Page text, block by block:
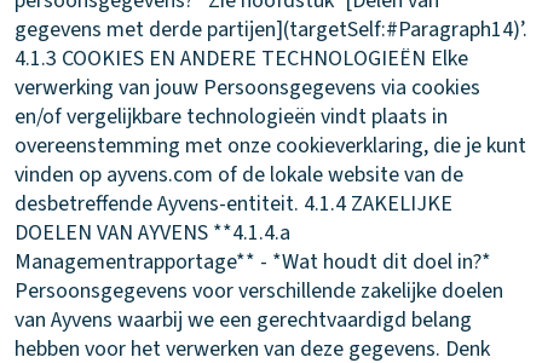
gegevens met derde partijen](targetSelf:#Paragraph14)’.
4.1.3 COOKIES EN ANDERE TECHNOLOGIEËN Elke
verwerking van jouw Persoonsgegevens via cookies
en/of vergelijkbare technologieën vindt plaats in
overeenstemming met onze cookieverklaring, die je kunt
vinden op ayvens.com of de lokale website van de
desbetreffende Ayvens-entiteit. 4.1.4 ZAKELIJKE
DOELEN VAN AYVENS **4.1.4.a
Managementrapportage** - *Wat houdt dit doel in?*
Persoonsgegevens voor verschillende zakelijke doelen
van Ayvens waarbij we een gerechtvaardigd belang
hebben voor het verwerken van deze gegevens. Denk